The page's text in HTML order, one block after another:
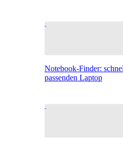
Notebook-Finder:
passenden Laptop